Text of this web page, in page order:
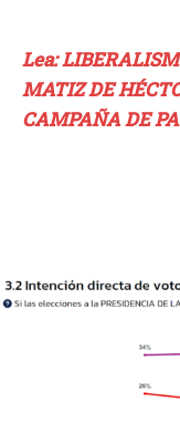
Lea:
MATIZ DE
CAMPAÑA DE